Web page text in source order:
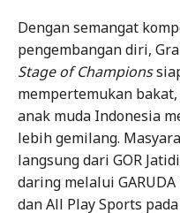
Dengan semangat
pengembangan diri,
Stage of Champions
mempertemukan
anak muda Indonesia
lebih gemilang.
langsung dari GOR
daring melalui GARUDA
dan All Play Sports